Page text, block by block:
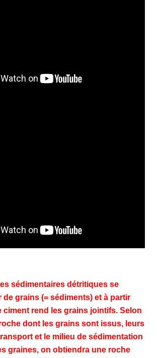
sédimentaires détritiques se
de grains (= sédiments) et à partir
ciment rend les grains jointifs. Selon
dont les grains sont issus, leurs
et le milieu de sédimentation
graines, on obtiendra une roche